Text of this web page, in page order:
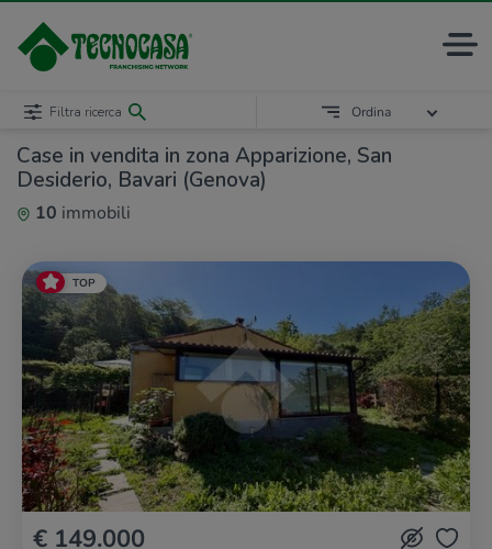
Case in vendita in zona Apparizione, San
Desiderio, Bavari (Genova)
10 immobili
Filtra ricerca Ordina
TOP
€ 149.000